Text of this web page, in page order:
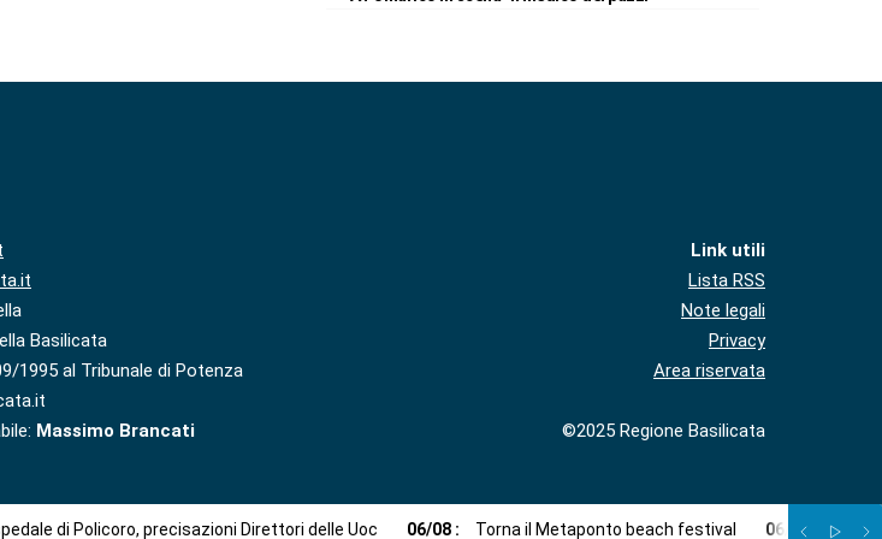
Basilicata
1995 al Tribunale di Potenza
Massimo Brancati
Link utili
Lista RSS
Note legali
Privacy
Area riservata
©2025 Regione Basilicata
di Policoro, precisazioni Direttori delle Uoc 06/08 : Torna il Metaponto beach festival 06 08